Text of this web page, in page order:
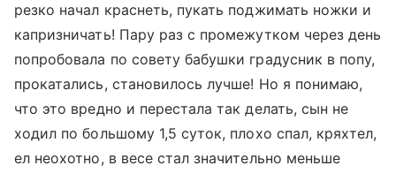
резко начал краснеть, пукать поджимать ножки и
капризничать! Пару раз с промежутком через день
попробовала по совету бабушки градусник в попу,
прокатались, становилось лучше! Но я понимаю,
что это вредно и перестала так делать, сын не
ходил по большому 1,5 суток, плохо спал, кряхтел,
ел неохотно, в весе стал значительно меньше